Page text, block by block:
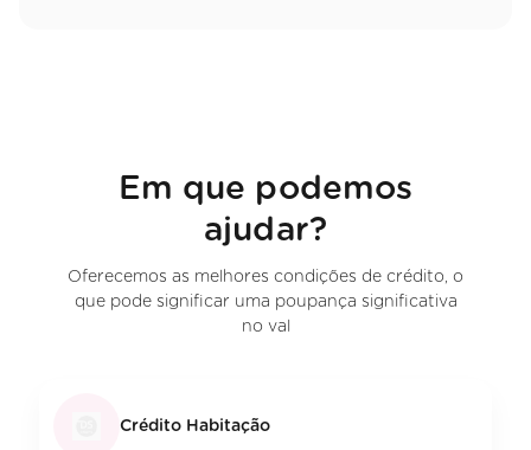
Em que podemos
ajudar?
Oferecemos as melhores condições de crédito, o
que pode significar uma poupança significativa
no val
Crédito Habitação